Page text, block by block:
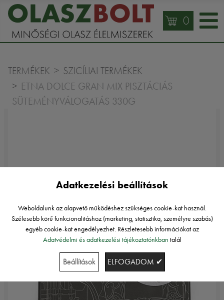
0
TERMÉKEK SZICÍLIAI TERMÉKEK
ETNA DOLCE GRAN MIX PISZTÁCIÁS
SÜTEMÉNYVÁLOGATÁS 330G
Adatkezelési beállítások
Weboldalunk az alapvető működéshez szükséges cookie-kat használ.
Szélesebb körű funkcionalitáshoz (marketing, statisztika, személyre szabás)
egyéb cookie-kat engedélyezhet. Részletesebb információkat az
Adatvédelmi és adatkezelési tájékoztatónkban talál
Beállítások ELFOGADOM ✔